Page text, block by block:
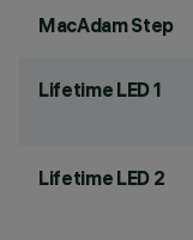
MacAdam Step
Lifetime LED 1
Lifetime LED 2